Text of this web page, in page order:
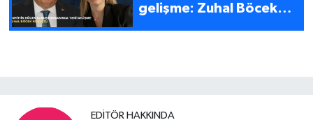
gelişme: Zuhal Böcek
EDITÖR HAKKINDA